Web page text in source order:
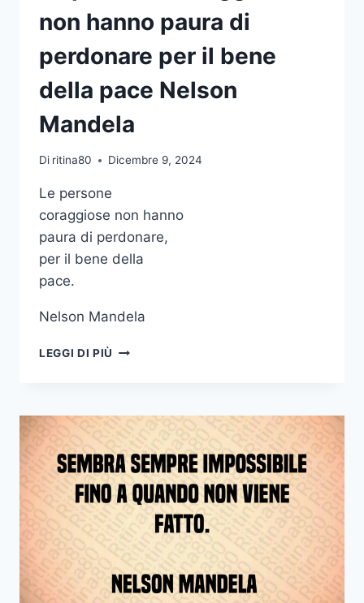
non hanno paura di
perdonare per il bene
della pace Nelson
Mandela
Di ritina80 Dicembre 9, 2024
Le persone
coraggiose non hanno
paura di perdonare,
per il bene della
pace.
Nelson Mandela
LEGGI DI PIÙ LE
HANNO
PAURA
DI
PERDONARE
PER
IL
PACE
NELSON
MANDELA